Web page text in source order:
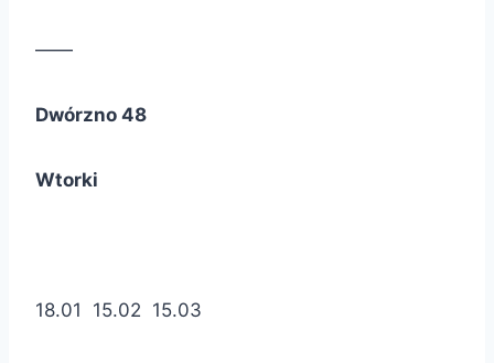
——
Dwórzno 48
Wtorki
18.01 15.02 15.03